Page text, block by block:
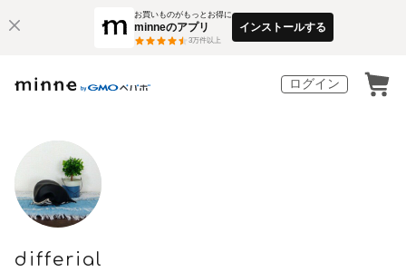
お買いものがもっとお得に
minneのアプリ
3万件以上
インストールする
ログイン
differial